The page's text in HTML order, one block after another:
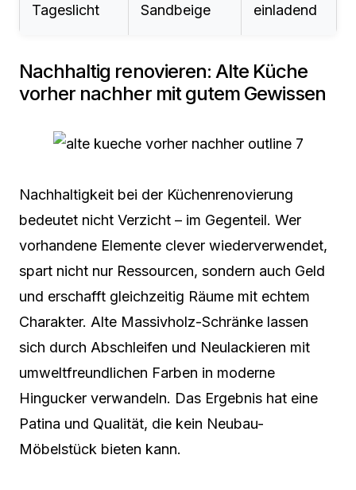
Tageslicht
Sandbeige
einladend
Nachhaltig renovieren: Alte Küche
vorher nachher mit gutem Gewissen
Nachhaltigkeit bei der Küchenrenovierung
bedeutet nicht Verzicht – im Gegenteil. Wer
vorhandene Elemente clever wiederverwendet,
spart nicht nur Ressourcen, sondern auch Geld
und erschafft gleichzeitig Räume mit echtem
Charakter. Alte Massivholz-Schränke lassen
sich durch Abschleifen und Neulackieren mit
umweltfreundlichen Farben in moderne
Hingucker verwandeln. Das Ergebnis hat eine
Patina und Qualität, die kein Neubau-
Möbelstück bieten kann.